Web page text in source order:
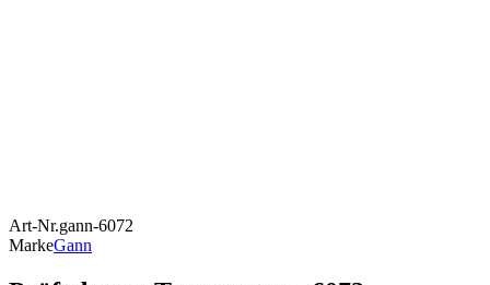
Art-Nr.gann-6072
MarkeGann